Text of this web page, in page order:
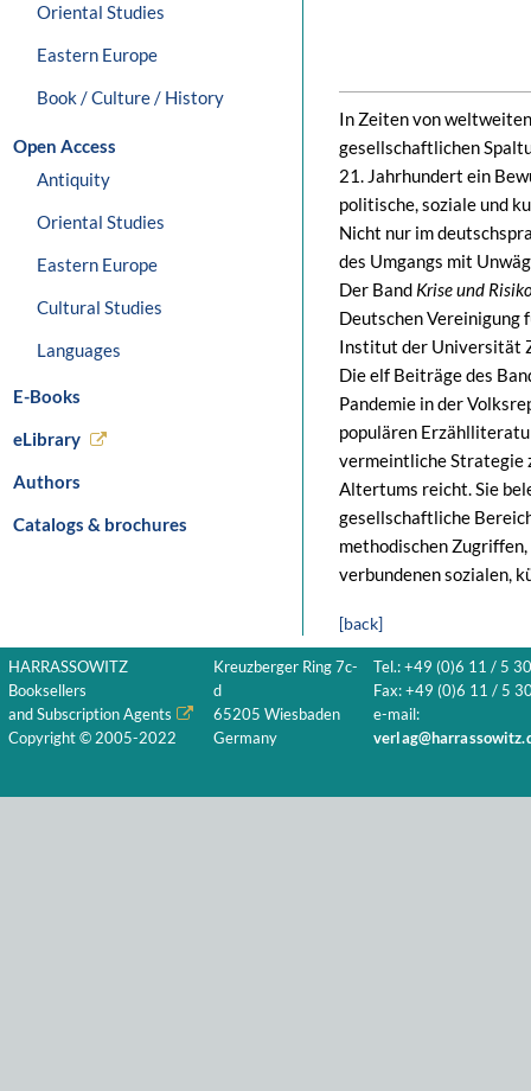
Oriental Studies
Eastern Europe
Book / Culture / History
Open Access
Antiquity
Oriental Studies
Eastern Europe
Cultural Studies
Languages
E-Books
eLibrary
Authors
Catalogs & brochures
In Zeiten von
gesellschaftlichen
21. Jahrhundert ein
politische, soziale und
Nicht nur im
des Umgangs mit
Der Band Krise und
Deutschen Vereinigung
Institut der Universität
Die elf Beiträge des
Pandemie in der
populären
vermeintliche Strategie
Altertums reicht. Sie
gesellschaftliche
methodischen
verbundenen sozialen,
[back]
HARRASSOWITZ
Booksellers
and Subscription Agents
Copyright © 2005-2022
Kreuzberger Ring 7c-
d
65205 Wiesbaden
Germany
Tel.: +49 (0)6 11 / 5
Fax: +49 (0)6 11 / 5
e-mail: